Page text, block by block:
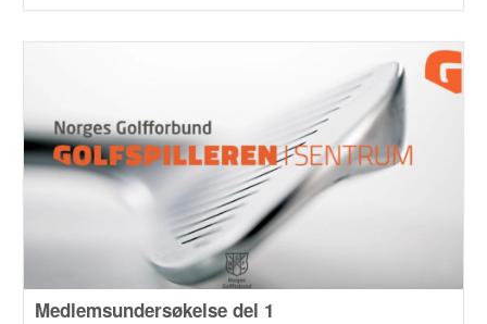
Medlemsundersøkelse del 1